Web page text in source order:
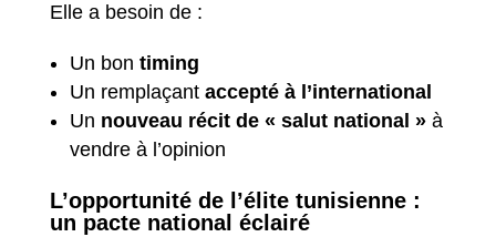
Elle a besoin de :
Un bon timing
Un remplaçant accepté à l’international
Un nouveau récit de « salut national »à
vendre à l’opinion
L’opportunité de l’élite tunisienne :
un pacte national éclairé